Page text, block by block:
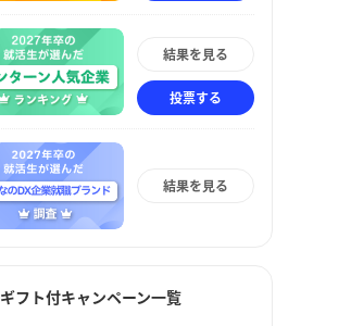
結果を見る
投票する
結果を見る
ギフト付キャンペーン一覧